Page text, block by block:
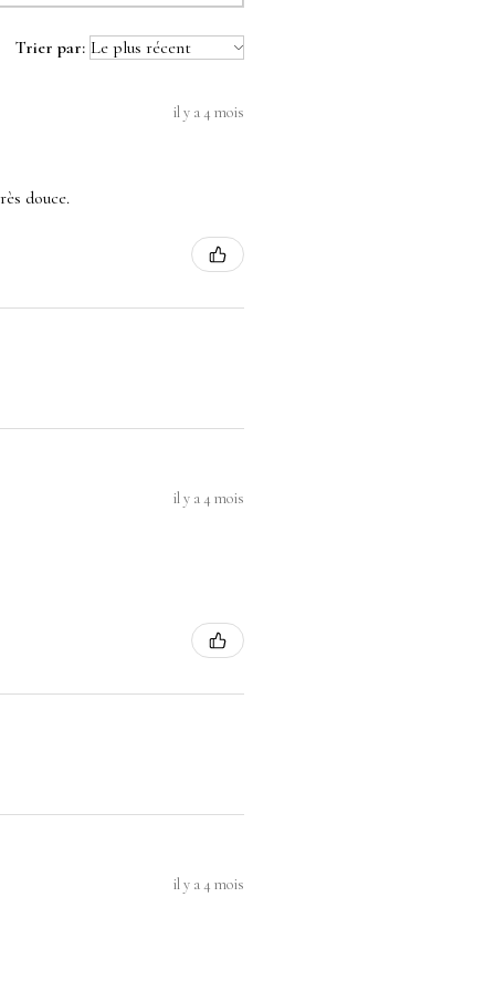
Trier par:
il y a 4 mois
douce.
il y a 4 mois
il y a 4 mois